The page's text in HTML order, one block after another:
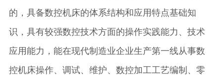
的，具备数控机床的体系结构和应用特点基础知
识，具有较强数控技术方面的操作实践能力、技术
应用能力，能在现代制造业企业生产第一线从事数
控机床操作、调试、维护、数控加工工艺编制、零